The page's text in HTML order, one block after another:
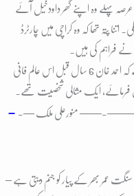
پہلے وہ اپنے گھر داودخیل آئے
پتہ تھا کہ وہ کراچی میں چارٹرڈ
نے فراہم کی ہیں۔
اس پوسٹ پر کمنٹ میں ظفراللہ خان جمالی نے بتایا ھے کہ احمد خان 6 سال قبل اس عالم فانی
فرمائے، ایک مثالی شخصیت تھے۔
—— منورعلی ملک —- –
سنگت عمر بھر کے پیار کو جنم دیتی ہے –